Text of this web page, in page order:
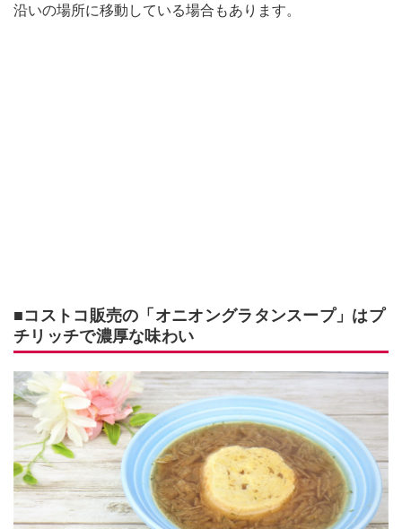
沿いの場所に移動している場合もあります。
■コストコ販売の「オニオングラタンスープ」はプ
チリッチで濃厚な味わい